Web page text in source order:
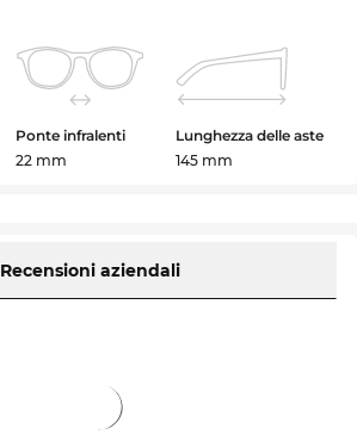
Ponte infralenti
22 mm
Lunghezza delle aste
145 mm
Recensioni aziendali